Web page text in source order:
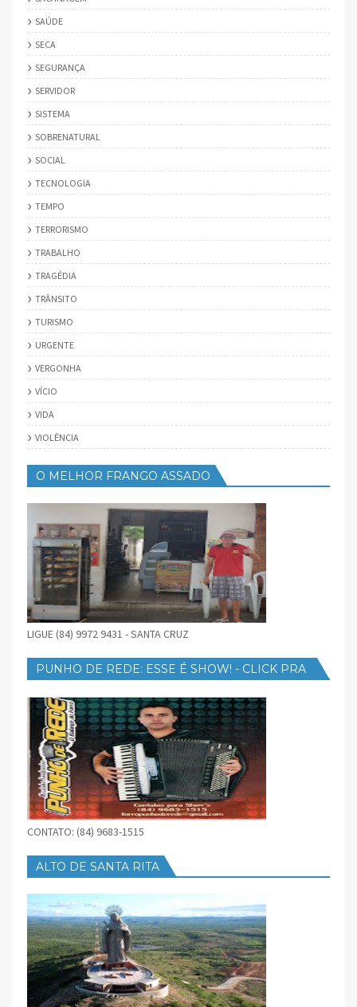
SAÚDE
SECA
SEGURANÇA
SERVIDOR
SISTEMA
SOBRENATURAL
SOCIAL
TECNOLOGIA
TEMPO
TERRORISMO
TRABALHO
TRAGÉDIA
TRÂNSITO
TURISMO
URGENTE
VERGONHA
VÍCIO
VIDA
VIOLÊNCIA
O MELHOR FRANGO ASSADO
LIGUE (84) 9972 9431 - SANTA CRUZ
PUNHO DE REDE: ESSE É SHOW! - CLICK PRA
CONTATO: (84) 9683-1515
ALTO DE SANTA RITA